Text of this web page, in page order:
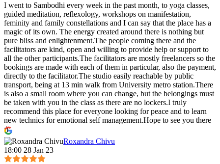
I went to Sambodhi every week in the past month, to yoga classes,
guided meditation, reflexology, workshops on manifestation,
feminity and family constellations and I can say that the place has a
magic of its own. The energy created around there is nothing but
pure bliss and enlightenment.The people coming there and the
facilitators are kind, open and willing to provide help or support to
all the other participants.The facilitators are mostly freelancers so the
bookings are made with each of them in particular, also the payment,
directly to the facilitator.The studio easily reachable by public
transport, being at 13 min walk from University metro station.There
is also a small room where you can change, but the belongings must
be taken with you in the class as there are no lockers.I truly
recommend this place for everyone looking for peace and to learn
new technics for emotional self management.Hope to see you there
:)
Roxandra Chivu
18:00 28 Jan 23